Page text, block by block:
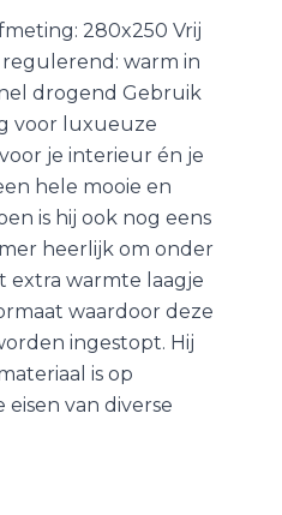
280x250 Vrij
warm in
drogend Gebruik
voor luxueuze
je interieur én je
hele mooie en
is hij ook nog eens
heerlijk om onder
extra warmte laagje
waardoor deze
ingestopt. Hij
is op
van diverse